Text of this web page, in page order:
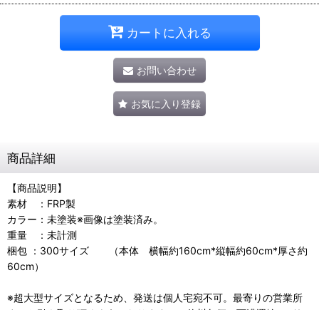
カートに入れる
お問い合わせ
お気に入り登録
商品詳細
【商品説明】
素材 ：FRP製
カラー：未塗装※画像は塗装済み。
重量 ：未計測
梱包 ：300サイズ （本体 横幅約160cm*縦幅約60cm*厚さ約
60cm）
※超大型サイズとなるため、発送は個人宅宛不可。最寄りの営業所